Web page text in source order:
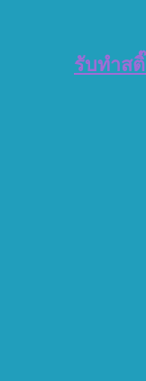
รับทำส